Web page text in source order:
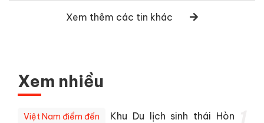
Xem thêm các tin khác
Xem nhiều
Việt Nam điểm đến
Khu Du lịch sinh thái Hòn